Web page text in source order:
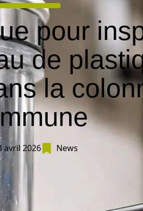
pour
de
la
avril 2026 News